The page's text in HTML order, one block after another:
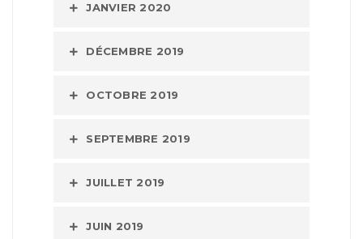
JANVIER 2020
DÉCEMBRE 2019
OCTOBRE 2019
SEPTEMBRE 2019
JUILLET 2019
JUIN 2019